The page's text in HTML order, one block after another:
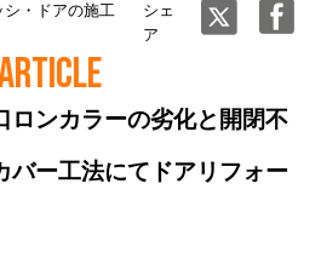
シ・ドアの施工
シェ
ア
ンカラーの劣化と開閉不
バー工法にてドアリフォー